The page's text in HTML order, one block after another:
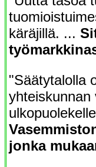
käräjillä. ...
"Säätytalolla
yhteiskunnan
jonka